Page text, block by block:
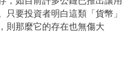
要投資者明白這類「貨幣」
則那麼它的存在也無傷大